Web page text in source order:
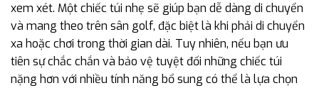
xem xét. Một chiếc túi nhẹ sẽ giúp bạn dễ dàng di chuyển
và mang theo trên sân golf, đặc biệt là khi phải di chuyển
xa hoặc chơi trong thời gian dài. Tuy nhiên, nếu bạn ưu
tiên sự chắc chắn và bảo vệ tuyệt đối những chiếc túi
nặng hơn với nhiều tính năng bổ sung có thể là lựa chọn